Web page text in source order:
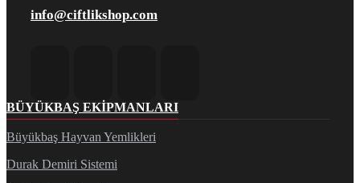
info@ciftlikshop.com
BÜYÜKBAŞ EKIPMANLARI
Büyükbaş Hayvan Yemlikleri
Durak Demiri Sistemi